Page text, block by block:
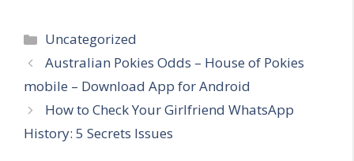
Categories
Uncategorized
Australian Pokies Odds – House of Pokies
mobile – Download App for Android
How to Check Your Girlfriend WhatsApp
History: 5 Secrets Issues